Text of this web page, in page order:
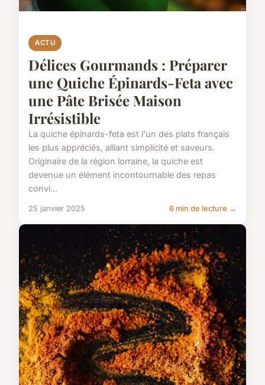
ACTU
Délices Gourmands : Préparer
une Quiche Épinards-Feta avec
une Pâte Brisée Maison
Irrésistible
La quiche épinards-feta est l'un des plats français
les plus appréciés, alliant simplicité et saveurs.
Originaire de la région lorraine, la quiche est
devenue un élément incontournable des repas
convi...
25 janvier 2025 6 min de lecture →